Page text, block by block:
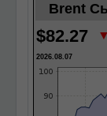
Brent
$82.27
2026.08.07